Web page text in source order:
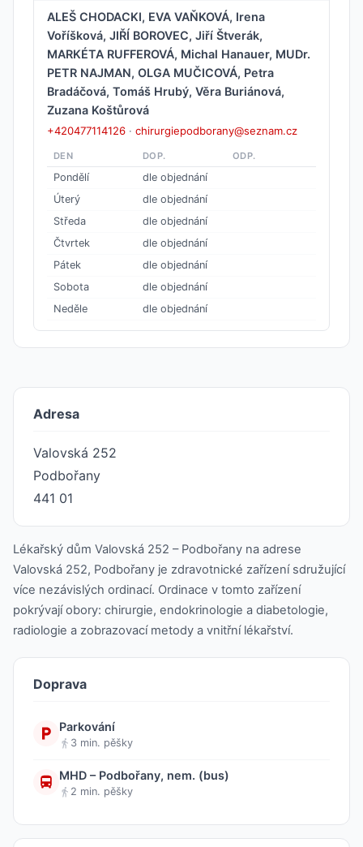
ALEŠ CHODACKI, EVA VAŇKOVÁ, Irena
Voříšková, JIŘÍ BOROVEC, Jiří Štverák,
MARKÉTA RUFFEROVÁ, Michal Hanauer, MUDr.
PETR NAJMAN, OLGA MUČICOVÁ, Petra
Bradáčová, Tomáš Hrubý, Věra Buriánová,
Zuzana Koštůrová
+420477114126 · chirurgiepodborany@seznam.cz
DEN DOP. ODP.
Pondělí
dle objednání
Úterý
dle objednání
Středa
dle objednání
Čtvrtek
dle objednání
Pátek
dle objednání
Sobota
dle objednání
Neděle
dle objednání
Adresa
Valovská 252
Podbořany
441 01
Lékařský dům Valovská 252 – Podbořany na adrese
Valovská 252, Podbořany je zdravotnické zařízení sdružující
více nezávislých ordinací. Ordinace v tomto zařízení
pokrývají obory: chirurgie, endokrinologie a diabetologie,
radiologie a zobrazovací metody a vnitřní lékařství.
Doprava
Parkování
3 min. pěšky
MHD – Podbořany, nem. (bus)
2 min. pěšky